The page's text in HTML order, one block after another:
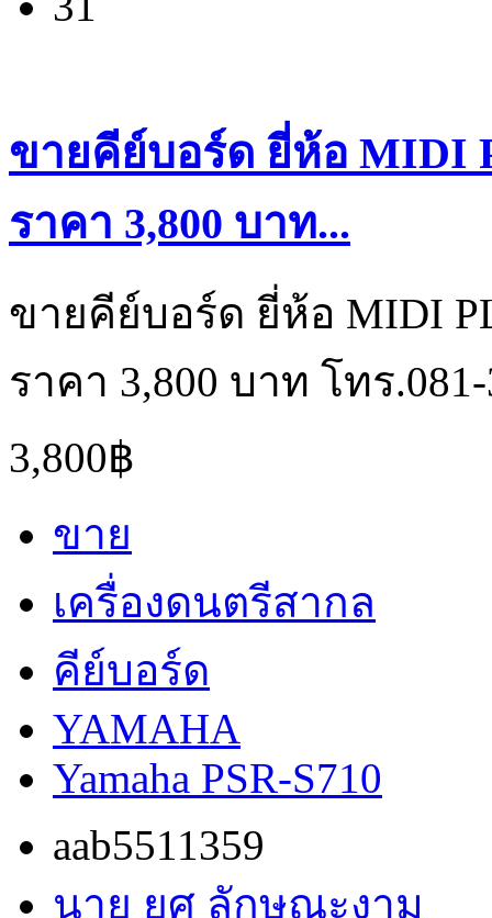
ขายคีย์บอร์ด ยี่ห้อ MIDI
ราคา 3,800 บาท...
ขายคีย์บอร์ด ยี่ห้อ MIDI
ราคา 3,800 บาท โทร.081-
3,800฿
ขาย
เครื่องดนตรีสากล
คีย์บอร์ด
YAMAHA
Yamaha PSR-S710
aab5511359
นาย ยศ ลักษณะงาม